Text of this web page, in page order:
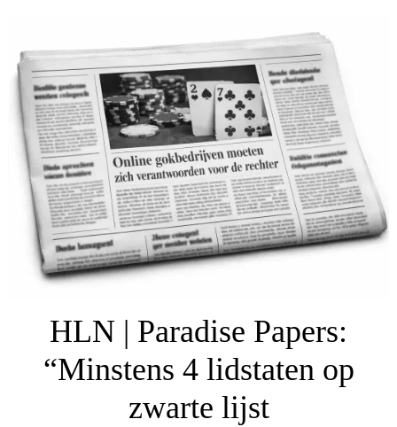
HLN | Paradise Papers:
“Minstens 4 lidstaten op
zwarte lijst